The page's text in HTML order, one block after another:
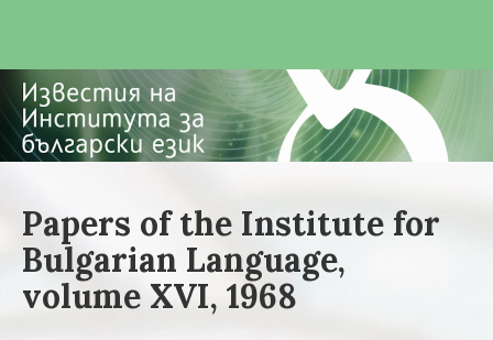
Papers of the Institute for
Bulgarian Language,
volume XVI, 1968